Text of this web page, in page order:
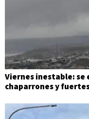
Viernes inestable: se
chaparrones y